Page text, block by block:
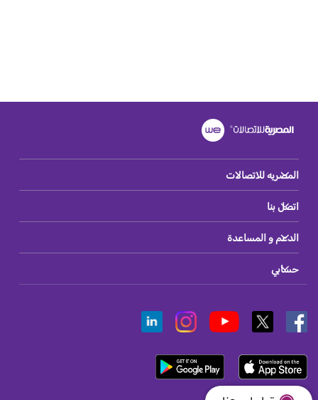
المصريه للاتصالات
اتصل بنا
الدعم و المساعدة
حسابي